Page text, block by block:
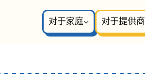
对于家庭 对于提供商